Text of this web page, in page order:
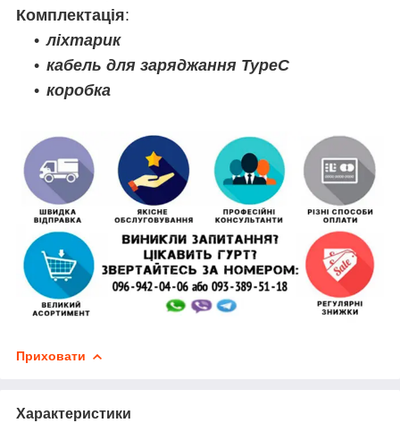
Комплектація:
ліхтарик
кабель для заряджання TypeC
коробка
Приховати
Характеристики